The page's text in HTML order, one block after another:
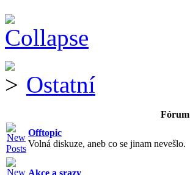
Ostatní
Fórum
Offtopic
Volná diskuze, aneb co se jinam nevešlo.
Akce a srazy